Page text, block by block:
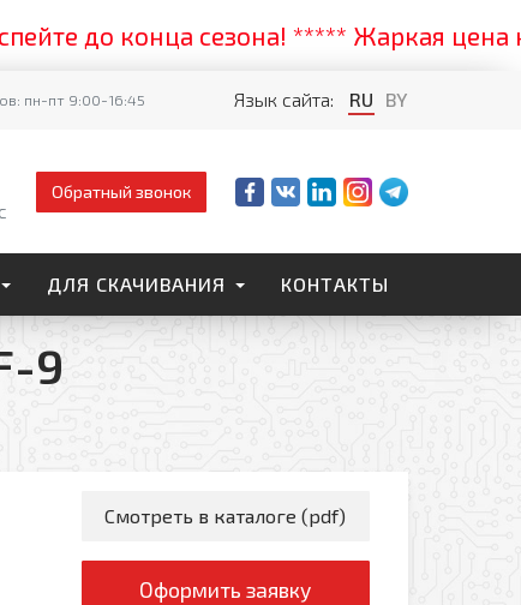
конца сезона! ***** Жаркая цена
пн-пт 9:00-16:45 Язык сайта: RU BY
Обратный звонок
ДЛЯ СКАЧИВАНИЯ КОНТАКТЫ
9
Смотреть в каталоге (pdf)
Оформить заявку